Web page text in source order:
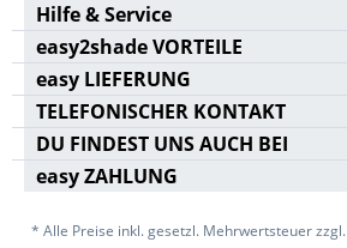
Hilfe & Service
easy2shade VORTEILE
easy LIEFERUNG
TELEFONISCHER KONTAKT
DU FINDEST UNS AUCH BEI
easy ZAHLUNG
* Alle Preise inkl. gesetzl. Mehrwertsteuer zzgl.